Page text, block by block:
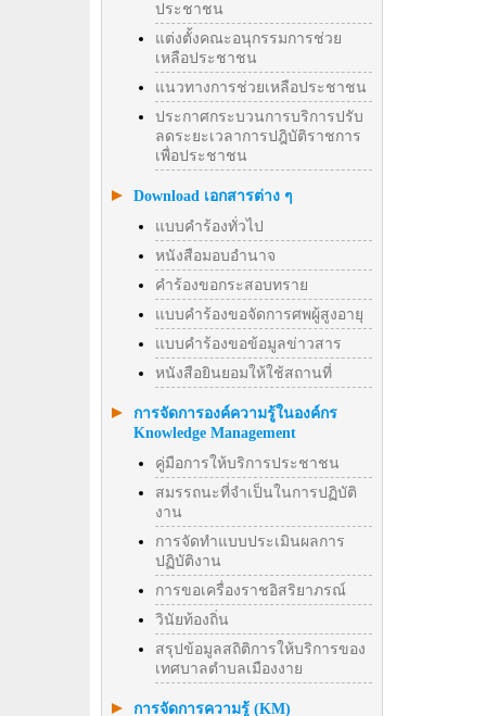
ประชาชน
แต่งตั้งคณะอนุกรรมการช่วย
เหลือประชาชน
แนวทางการช่วยเหลือประชาชน
ประกาศกระบวนการบริการปรับ
ลดระยะเวลาการปฎิบัติราชการ
เพื่อประชาชน
Download เอกสารต่าง ๆ
แบบคำร้องทั่วไป
หนังสือมอบอำนาจ
คำร้องขอกระสอบทราย
แบบคำร้องขอจัดการศพผู้สูงอายุ
แบบคำร้องขอข้อมูลข่าวสาร
หนังสือยินยอมให้ใช้สถานที่
การจัดการองค์ความรู้ในองค์กร
Knowledge Management
คู่มือการให้บริการประชาชน
สมรรถนะที่จำเป็นในการปฏิบัติ
งาน
การจัดทำแบบประเมินผลการ
ปฏิบัติงาน
การขอเครื่องราชอิสริยาภรณ์
วินัยท้องถิ่น
สรุปข้อมูลสถิติการให้บริการของ
เทศบาลตำบลเมืองงาย
การจัดการความรู้ (KM)